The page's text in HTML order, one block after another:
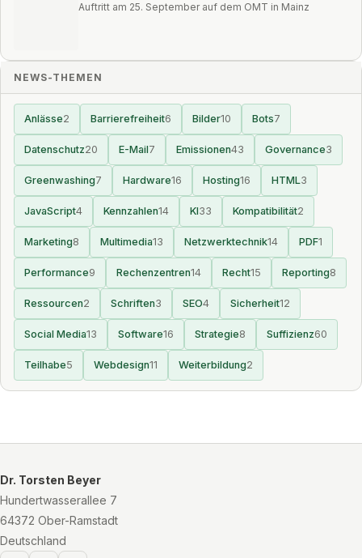
Auftritt am 25. September auf dem OMT in Mainz
NEWS-THEMEN
Anlässe2 Barrierefreiheit6 Bilder10 Bots7
Datenschutz20 E-Mail7 Emissionen43 Governance3
Greenwashing7 Hardware16 Hosting16 HTML3
JavaScript4 Kennzahlen14 KI33 Kompatibilität2
Marketing8 Multimedia13 Netzwerktechnik14 PDF1
Performance9 Rechenzentren14 Recht15 Reporting8
Ressourcen2 Schriften3 SEO4 Sicherheit12
Social Media13 Software16 Strategie8 Suffizienz60
Teilhabe5 Webdesign11 Weiterbildung2
Dr. Torsten Beyer
Hundertwasserallee 7
64372 Ober-Ramstadt
Deutschland